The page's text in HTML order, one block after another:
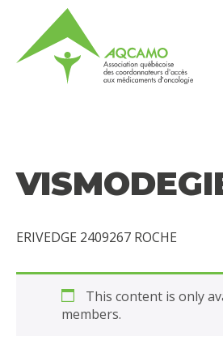
ERIVEDGE 2409267 ROCHE
This content is only
members.